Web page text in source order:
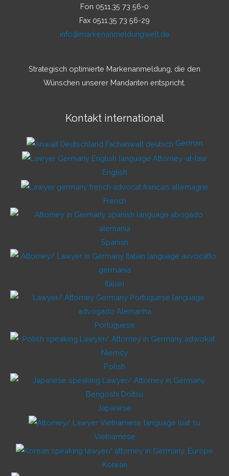
Fon 0511.35 73 56-0
Fax 0511.35 73 56-29
info@markenanmeldungwelt.de
Strategisch optimierte Markenanmeldung, die den
Wünschen unserer Mandanten entspricht.
Kontakt international
German
English
French
Spanish
Italian
Portuguese
Polish
Japanese
Vietnamese
Korean